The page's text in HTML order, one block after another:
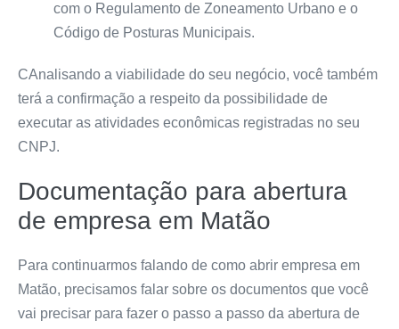
com o Regulamento de Zoneamento Urbano e o
Código de Posturas Municipais.
CAnalisando a viabilidade do seu negócio, você também
terá a confirmação a respeito da possibilidade de
executar as atividades econômicas registradas no seu
CNPJ.
Documentação para abertura
de empresa em Matão
Para continuarmos falando de como abrir empresa em
Matão, precisamos falar sobre os documentos que você
vai precisar para fazer o passo a passo da abertura de